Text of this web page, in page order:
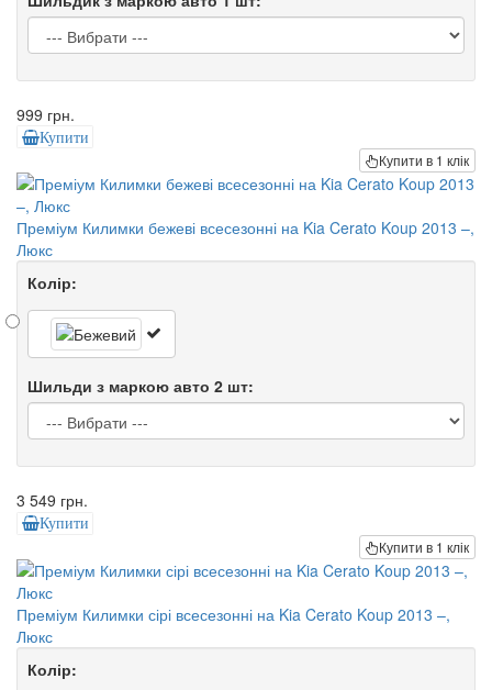
999 грн.
Купити
Купити в 1 клік
Преміум Килимки бежеві всесезонні на Kia Cerato Koup 2013 –,
Люкс
Колір:
Шильди з маркою авто 2 шт:
3 549 грн.
Купити
Купити в 1 клік
Преміум Килимки сірі всесезонні на Kia Cerato Koup 2013 –,
Люкс
Колір: